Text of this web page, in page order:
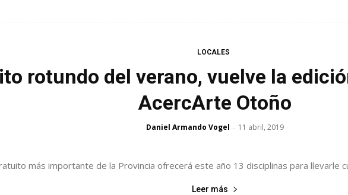
LOCALES
rotundo del verano, vuelve la
AcercArte Otoño
Daniel Armando Vogel - 11 abril, 2019
más importante de la Provincia ofrecerá este año 13 disciplinas para llevarle
Leer más